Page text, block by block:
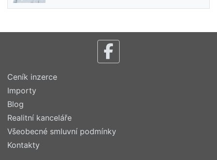
Ceník inzerce
Importy
Blog
Realitní kanceláře
Všeobecné smluvní podmínky
Kontakty